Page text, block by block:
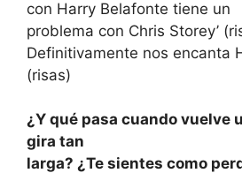
con Harry Belafonte tiene un
problema con Chris Storey’
Definitivamente nos encanta
(risas)
¿Y qué pasa cuando vuelve
gira tan
larga? ¿Te sientes como